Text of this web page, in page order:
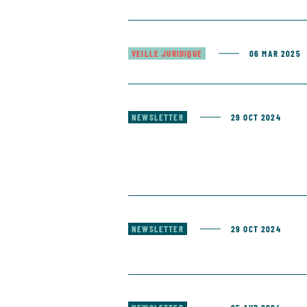
VEILLE JURIDIQUE 06 MAR 2025
NEWSLETTER 29 OCT 2024
NEWSLETTER 29 OCT 2024